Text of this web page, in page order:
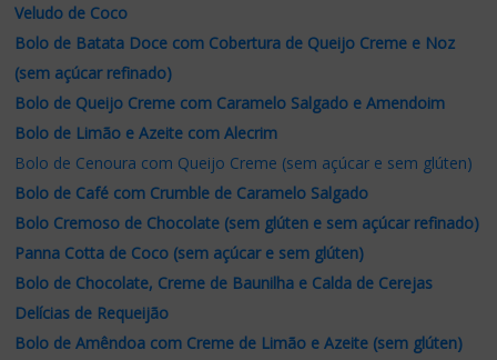
Veludo de Coco
Bolo de Batata Doce com Cobertura de Queijo Creme e Noz
(sem açúcar refinado)
Bolo de Queijo Creme com Caramelo Salgado e Amendoim
Bolo de Limão e Azeite com Alecrim
Bolo de Cenoura com Queijo Creme (sem açúcar e sem glúten)
Bolo de Café com Crumble de Caramelo Salgado
Bolo Cremoso de Chocolate (sem glúten e sem açúcar refinado)
Panna Cotta de Coco (sem açúcar e sem glúten)
Bolo de Chocolate, Creme de Baunilha e Calda de Cerejas
Delícias de Requeijão
Bolo de Amêndoa com Creme de Limão e Azeite (sem glúten)